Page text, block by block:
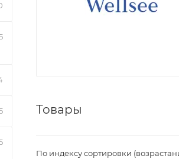
Товары
По индексу сортировки